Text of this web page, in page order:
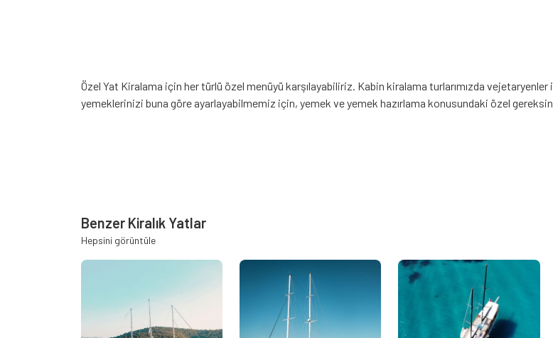
Özel Yat Kiralama için her türlü özel menüyü karşılayabiliriz. Kabin kiralama turlarımızda
yemeklerinizi buna göre ayarlayabilmemiz için, yemek ve yemek hazırlama konusundaki özel
Benzer Kiralık Yatlar
Hepsini görüntüle